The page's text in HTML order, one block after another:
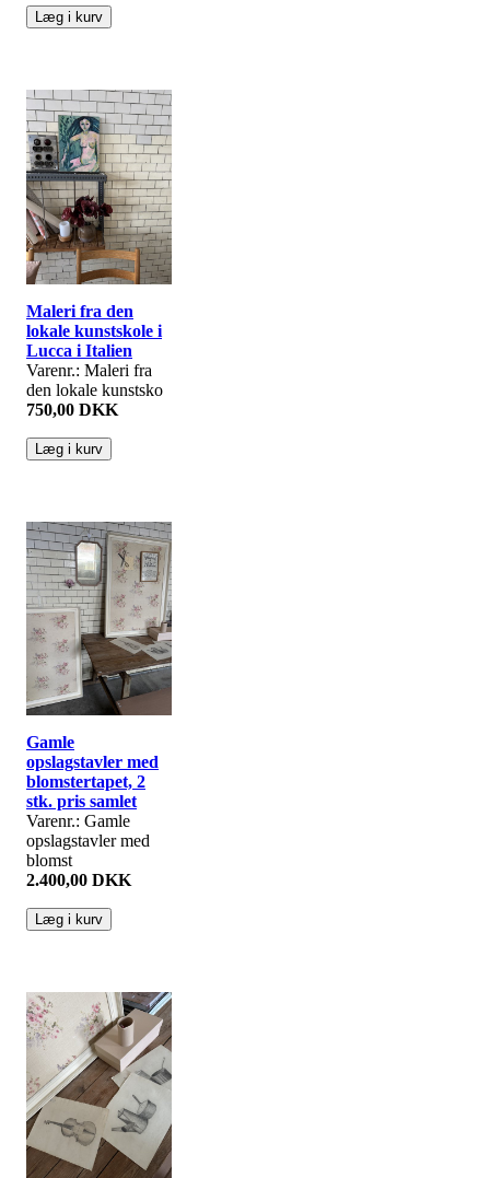
Maleri fra den
lokale kunstskole i
Lucca i Italien
Varenr.: Maleri fra
den lokale kunstsko
750,00 DKK
Gamle
opslagstavler med
blomstertapet, 2
stk. pris samlet
Varenr.: Gamle
opslagstavler med
blomst
2.400,00 DKK